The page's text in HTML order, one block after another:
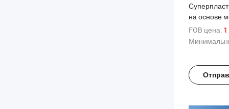
на основе
бетона,
FOB цена: 1